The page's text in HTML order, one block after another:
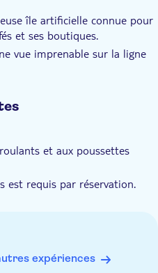
île artificielle connue pour
et ses boutiques.
vue imprenable sur la ligne
du Katara Cultural
et ses spectacles.
traditionnel qatari à Doha.
et aux poussettes
est requis par réservation.
être assis sur les genoux.
est proposée à tous les
79 ans.expériences